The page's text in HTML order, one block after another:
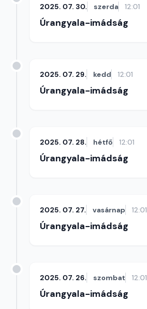
2025. 07. 30. szerda 12:01
Úrangyala-imádság
2025. 07. 29. kedd 12:01
Úrangyala-imádság
2025. 07. 28. hétfő 12:01
Úrangyala-imádság
2025. 07. 27. vasárnap 12:01
Úrangyala-imádság
2025. 07. 26. szombat 12:01
Úrangyala-imádság